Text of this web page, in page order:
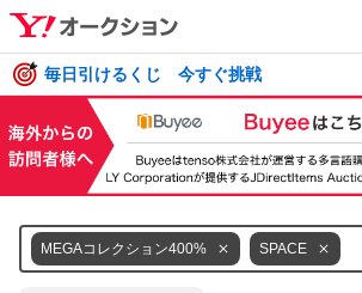
毎日引けるくじ 今すぐ挑戦
MEGAコレクション400% SPACE